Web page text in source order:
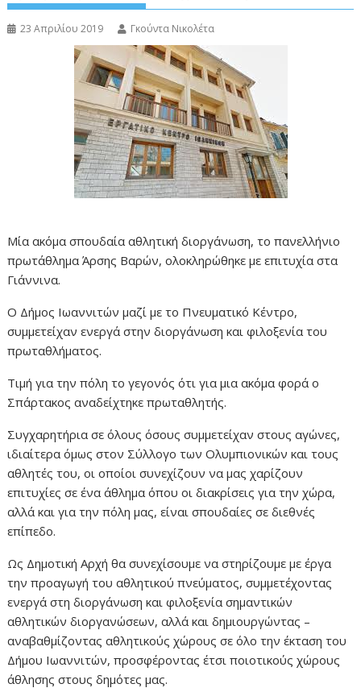
23 Απριλίου 2019 Γκούντα Νικολέτα
Μία ακόμα σπουδαία αθλητική διοργάνωση, το πανελλήνιο
πρωτάθλημα Άρσης Βαρών, ολοκληρώθηκε με επιτυχία στα
Γιάννινα.
Ο Δήμος Ιωαννιτών μαζί με το Πνευματικό Κέντρο,
συμμετείχαν ενεργά στην διοργάνωση και φιλοξενία του
πρωταθλήματος.
Τιμή για την πόλη το γεγονός ότι για μια ακόμα φορά ο
Σπάρτακος αναδείχτηκε πρωταθλητής.
Συγχαρητήρια σε όλους όσους συμμετείχαν στους αγώνες,
ιδιαίτερα όμως στον Σύλλογο των Ολυμπιονικών και τους
αθλητές του, οι οποίοι συνεχίζουν να μας χαρίζουν
επιτυχίες σε ένα άθλημα όπου οι διακρίσεις για την χώρα,
αλλά και για την πόλη μας, είναι σπουδαίες σε διεθνές
επίπεδο.
Ως Δημοτική Αρχή θα συνεχίσουμε να στηρίζουμε με έργα
την προαγωγή του αθλητικού πνεύματος, συμμετέχοντας
ενεργά στη διοργάνωση και φιλοξενία σημαντικών
αθλητικών διοργανώσεων, αλλά και δημιουργώντας –
αναβαθμίζοντας αθλητικούς χώρους σε όλο την έκταση του
Δήμου Ιωαννιτών, προσφέροντας έτσι ποιοτικούς χώρους
άθλησης στους δημότες μας.